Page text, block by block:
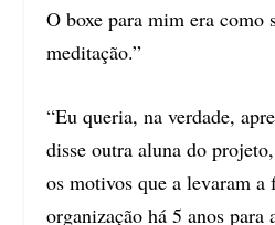
O boxe para mim era como
meditação.”
“Eu queria, na verdade,
disse outra aluna do
os motivos que a levaram a
organização há 5 anos para